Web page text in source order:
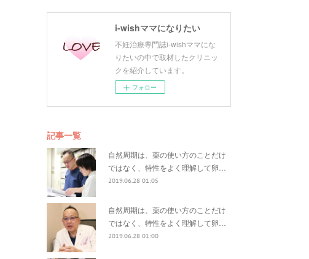
i-wishママになりたい
不妊治療専門誌i-wishママにな
りたいの中で取材したクリニッ
クを紹介しています。
フォロー
記事一覧
自然周期は、薬の使い方のことだけ
ではなく、特性をよく理解して卵…
2019.06.28 01:05
自然周期は、薬の使い方のことだけ
ではなく、特性をよく理解して卵…
2019.06.28 01:00